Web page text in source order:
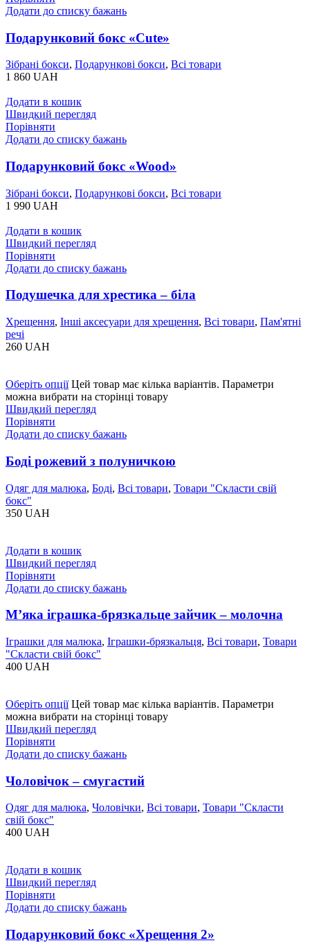
Додати до списку бажань
Подарунковий бокс «Cute»
Зібрані бокси, Подарункові бокси, Всі товари
1 860 UAH
Додати в кошик
Швидкий перегляд
Порівняти
Додати до списку бажань
Подарунковий бокс «Wood»
Зібрані бокси, Подарункові бокси, Всі товари
1 990 UAH
Додати в кошик
Швидкий перегляд
Порівняти
Додати до списку бажань
Подушечка для хрестика – біла
Хрещення, Інші аксесуари для хрещення, Всі товари, Пам'ятні
речі
260 UAH
Оберіть опціїЦей товар має кілька варіантів. Параметри
можна вибрати на сторінці товару
Швидкий перегляд
Порівняти
Додати до списку бажань
Боді рожевий з полуничкою
Одяг для малюка, Боді, Всі товари, Товари "Cкласти свій
бокс"
350 UAH
Додати в кошик
Швидкий перегляд
Порівняти
Додати до списку бажань
Мʼяка іграшка-брязкальце зайчик – молочна
Іграшки для малюка, Іграшки-брязкальця, Всі товари, Товари
"Cкласти свій бокс"
400 UAH
Оберіть опціїЦей товар має кілька варіантів. Параметри
можна вибрати на сторінці товару
Швидкий перегляд
Порівняти
Додати до списку бажань
Чоловічок – смугастий
Одяг для малюка, Чоловічки, Всі товари, Товари "Cкласти
свій бокс"
400 UAH
Додати в кошик
Швидкий перегляд
Порівняти
Додати до списку бажань
Подарунковий бокс «Хрещення 2»